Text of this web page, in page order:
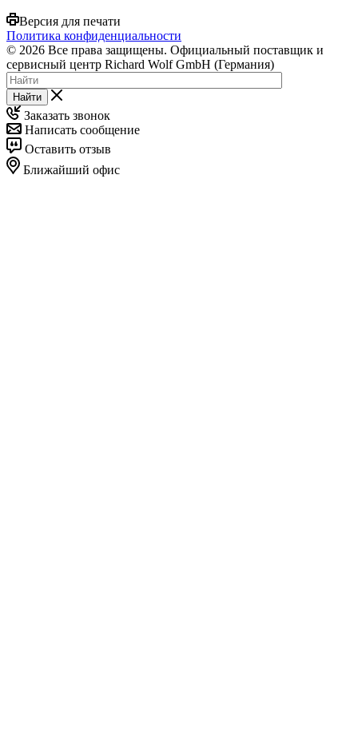
Версия для печати
Политика конфиденциальности
© 2026 Все права защищены. Официальный поставщик и
сервисный центр Richard Wolf GmbH (Германия)
Найти
Заказать звонок
Написать сообщение
Оставить отзыв
Ближайший офис